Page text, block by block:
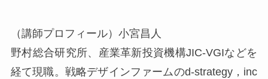
（講師プロフィール）小宮昌人
野村総合研究所、産業革新投資機構JIC-VGIなどを
経て現職。戦略デザインファームのd-strategy，inc